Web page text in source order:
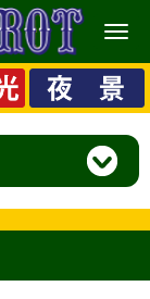
メ
ニ
ュ
ー